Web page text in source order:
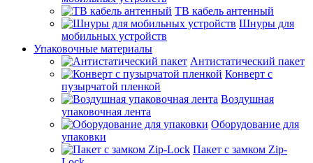
ТВ кабель антенный
Шнуры для
мобильных устройств
Упаковочные материалы
Антистатический пакет
Конверт с
пузырчатой пленкой
Воздушная
упаковочная лента
Оборудование для
упаковки
Пакет с замком Zip-